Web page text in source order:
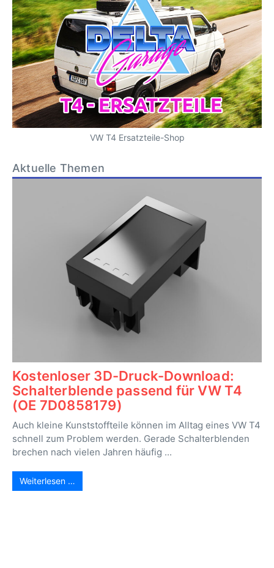
VW T4 Ersatzteile-Shop
Aktuelle Themen
Kostenloser 3D-Druck-Download:
Schalterblende passend für VW T4
(OE 7D0858179)
Auch kleine Kunststoffteile können im Alltag eines VW T4
schnell zum Problem werden. Gerade Schalterblenden
brechen nach vielen Jahren häufig ...
Weiterlesen …